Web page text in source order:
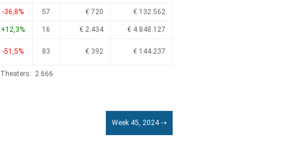
-36,8% 57 € 720 € 132.562
+12,3% 16 € 2.434 € 4.848.127
-51,5% 83 € 392 € 144.237
Theaters: 2.666
Week 45, 2024 ⇢